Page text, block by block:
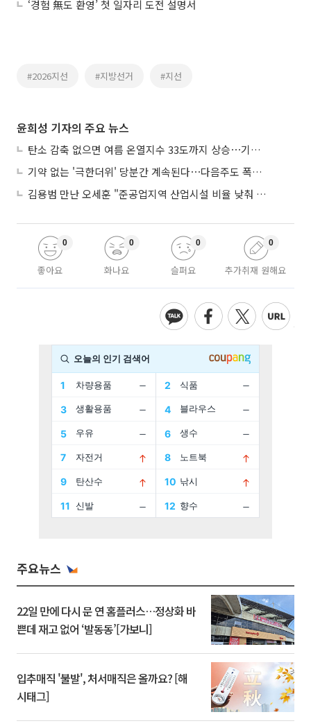
‘경험 無도 환영’ 첫 일자리 도전 설명서
#2026지선 #지방선거 #지선
윤희성 기자의 주요 뉴스
탄소 감축 없으면 여름 온열지수 33도까지 상승⋯기상청, 2100년 미래전망
기약 없는 '극한더위' 당분간 계속된다⋯다음주도 폭염·열대야 지속
김용범 만난 오세훈 "준공업지역 산업시설 비율 낮춰 공급 늘려야"
좋아요
0
화나요
0
슬퍼요
0
추가취재 원해요
0
주요뉴스
22일 만에 다시 문 연 홈플러스…정상화 바
쁜데 재고 없어 ‘발동동’[가보니]
입추매직 '불발', 처서매직은 올까요? [해
시태그]